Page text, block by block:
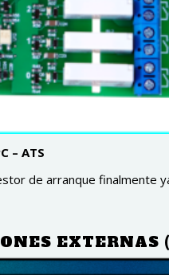
– ATS
de arranque finalmente
EXTERNAS